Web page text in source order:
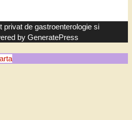
privat de gastroenterologie si
by GeneratePress